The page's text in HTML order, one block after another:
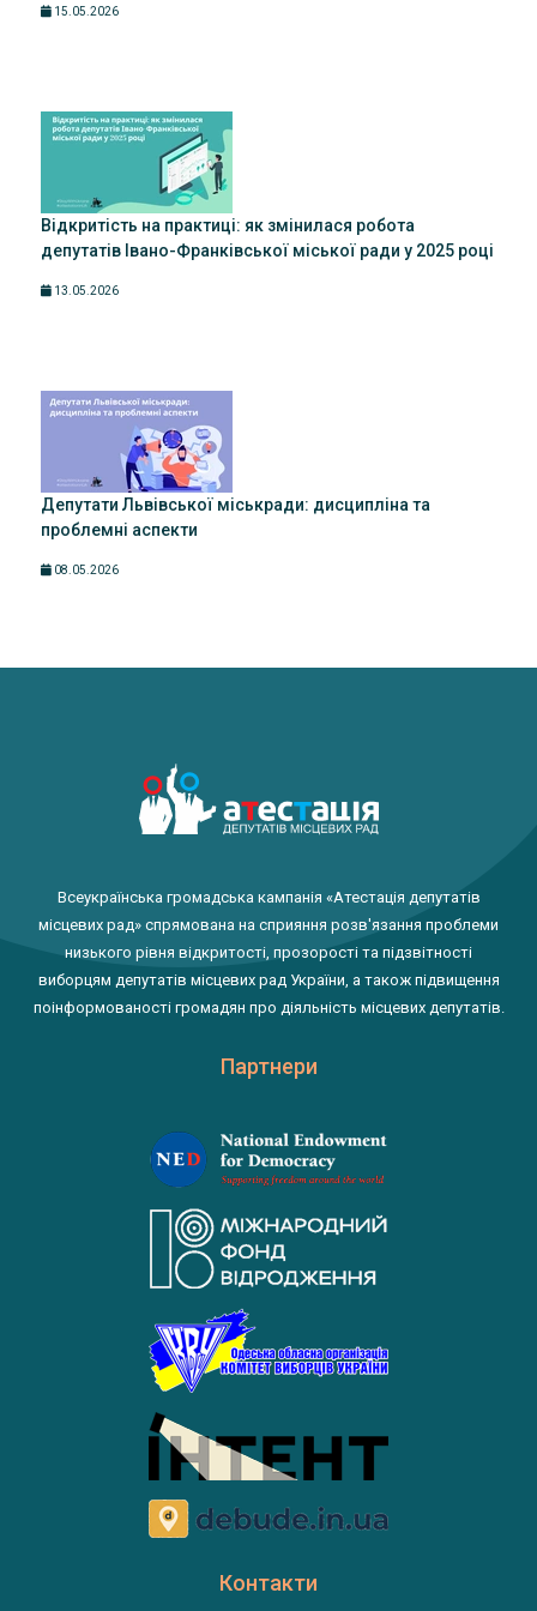
15.05.2026
Відкритість на практиці: як змінилася робота
депутатів Івано-Франківської міської ради у 2025 році
13.05.2026
Депутати Львівської міськради: дисципліна та
проблемні аспекти
08.05.2026
Всеукраїнська громадська кампанія «Атестація депутатів
місцевих рад» спрямована на сприяння розв'язання проблеми
низького рівня відкритості, прозорості та підзвітності
виборцям депутатів місцевих рад України, а також підвищення
поінформованості громадян про діяльність місцевих депутатів.
Партнери
Контакти